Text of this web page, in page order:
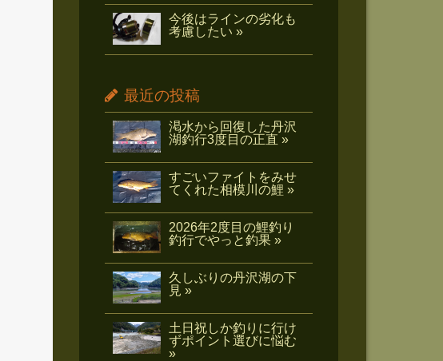
今後はラインの劣化も
考慮したい »
最近の投稿
渇水から回復した丹沢
湖釣行3度目の正直 »
すごいファイトをみせ
てくれた相模川の鯉 »
2026年2度目の鯉釣り
釣行でやっと釣果 »
久しぶりの丹沢湖の下
見 »
土日祝しか釣りに行け
ずポイント選びに悩む
»